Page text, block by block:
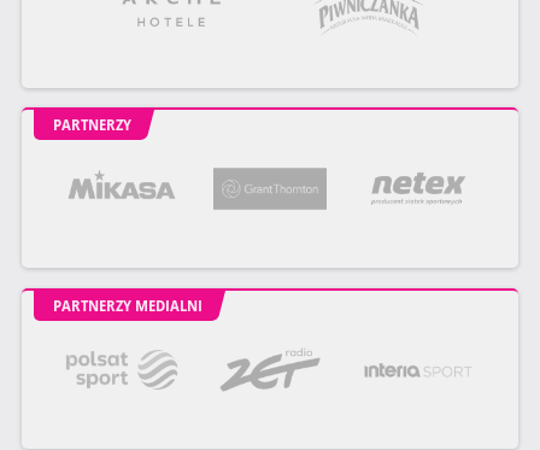
PARTNERZY
PARTNERZY MEDIALNI